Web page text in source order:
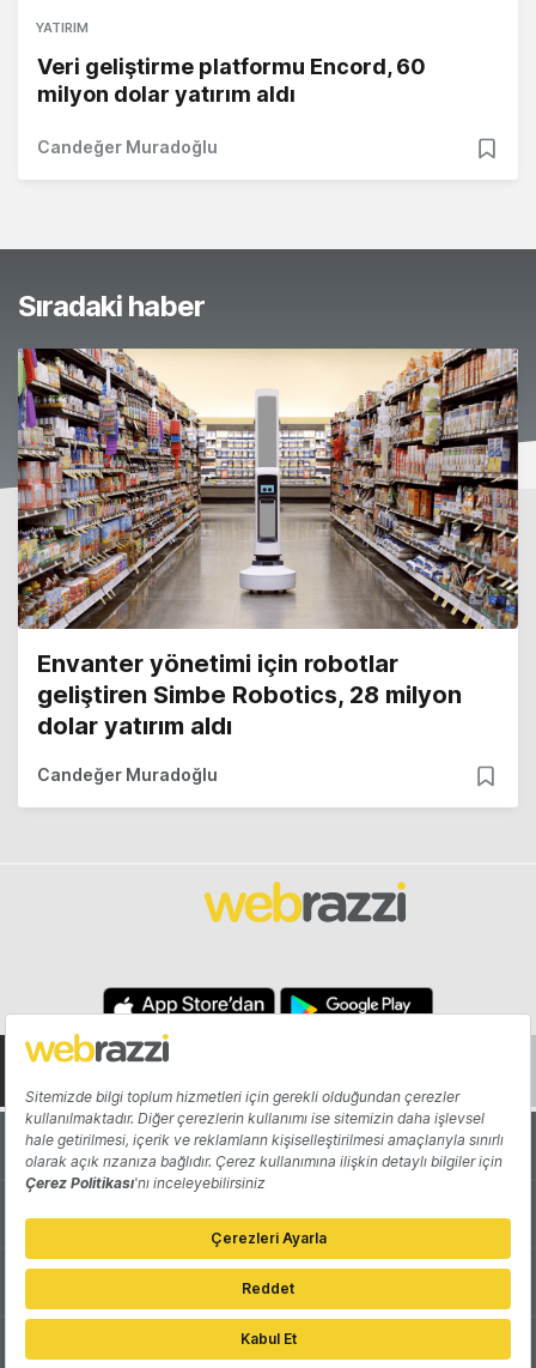
YATIRIM
Veri geliştirme platformu Encord, 60
milyon dolar yatırım aldı
Candeğer Muradoğlu
Sıradaki haber
Envanter yönetimi için robotlar
geliştiren Simbe Robotics, 28 milyon
dolar yatırım aldı
Candeğer Muradoğlu
Hakkında Yazarlar
Katkıda Bulun Reklam